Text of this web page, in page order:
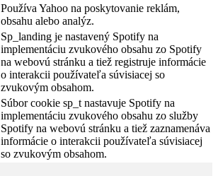
Používa Yahoo na poskytovanie reklám,
obsahu alebo analýz.
Sp_landing je nastavený Spotify na
implementáciu zvukového obsahu zo Spotify
na webovú stránku a tiež registruje informácie
o interakcii používateľa súvisiacej so
zvukovým obsahom.
Súbor cookie sp_t nastavuje Spotify na
implementáciu zvukového obsahu zo služby
Spotify na webovú stránku a tiež zaznamenáva
informácie o interakcii používateľa súvisiacej
so zvukovým obsahom.